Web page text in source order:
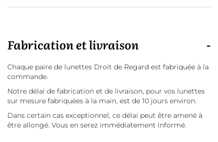
Fabrication et livraison
Chaque paire de lunettes Droit de Regard est fabriquée à la
commande.
Notre délai de fabrication et de livraison, pour vos lunettes
sur mesure fabriquées à la main, est de 10 jours environ.
Dans certain cas exceptionnel, ce délai peut être amené à
être allongé. Vous en serez immédiatement informé.